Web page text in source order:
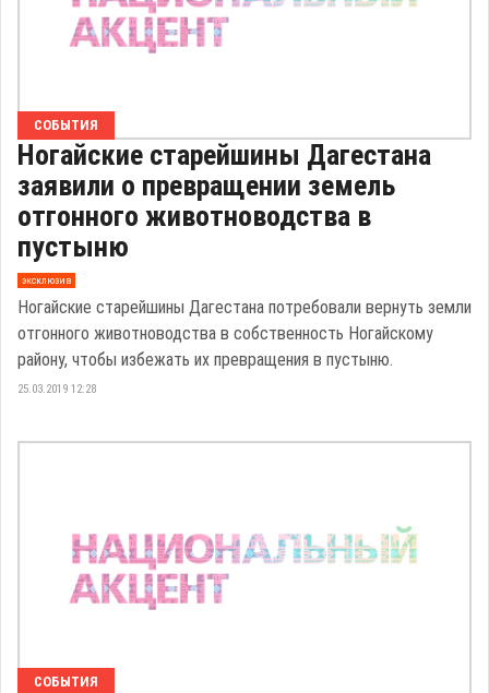
СОБЫТИЯ
Ногайские старейшины Дагестана
заявили о превращении земель
отгонного животноводства в
пустыню
эксклюзив
Ногайские старейшины Дагестана потребовали вернуть земли
отгонного животноводства в собственность Ногайскому
району, чтобы избежать их превращения в пустыню.
25.03.2019 12:28
СОБЫТИЯ